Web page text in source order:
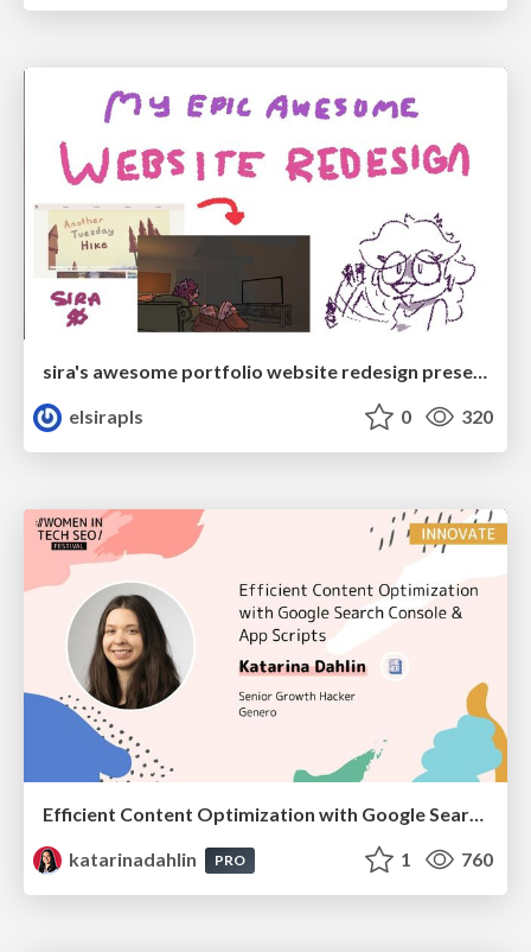
sira's awesome portfolio website redesign presentation
elsirapls
0 320
Efficient Content Optimization with Google Search Console & Apps Script
katarinadahlin
PRO 1 760